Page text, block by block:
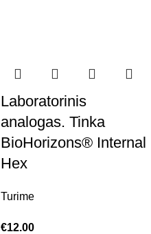
Laboratorinis
analogas. Tinka
BioHorizons® Internal
Hex
Turime
€12.00